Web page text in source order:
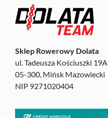
Sklep Rowerowy Dolata
ul. Tadeusza Kościuszki 19A
05-300, Mińsk Mazowiecki
NIP 9271020404